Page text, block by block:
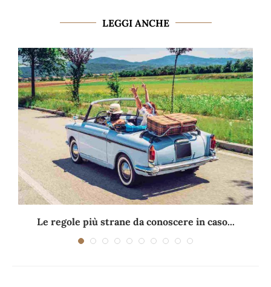
LEGGI ANCHE
Le regole più strane da conoscere in caso...